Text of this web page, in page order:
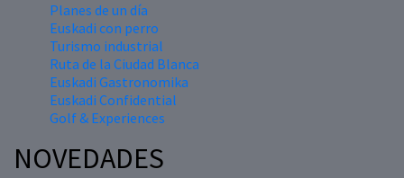
Planes de un día
Euskadi con perro
Turismo industrial
Ruta de la Ciudad Blanca
Euskadi Gastronomika
Euskadi Confidential
Golf & Experiences
NOVEDADES